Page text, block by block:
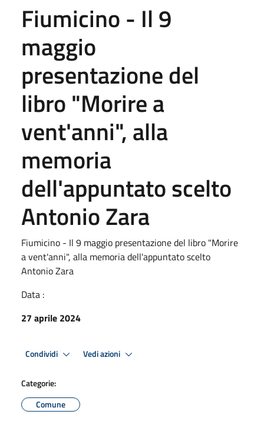
Fiumicino - Il 9
maggio
presentazione del
libro "Morire a
vent'anni", alla
memoria
dell'appuntato scelto
Antonio Zara
Fiumicino - Il 9 maggio presentazione del libro "Morire
a vent'anni", alla memoria dell'appuntato scelto
Antonio Zara
Data :
27 aprile 2024
Condividi Vedi azioni
Categorie:
Comune